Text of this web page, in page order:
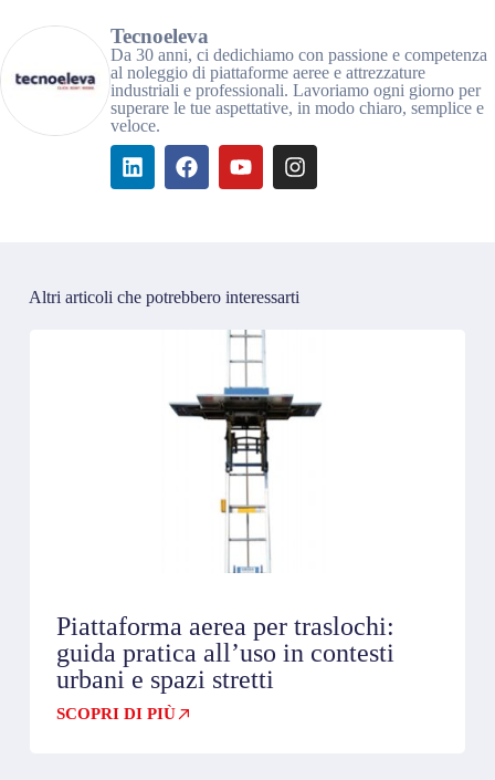
Tecnoeleva
Da 30 anni, ci dedichiamo con passione e competenza
al noleggio di piattaforme aeree e attrezzature
industriali e professionali. Lavoriamo ogni giorno per
superare le tue aspettative, in modo chiaro, semplice e
veloce.
Altri articoli che potrebbero interessarti
Piattaforma aerea per traslochi:
guida pratica all’uso in contesti
urbani e spazi stretti
SCOPRI DI PIÙ